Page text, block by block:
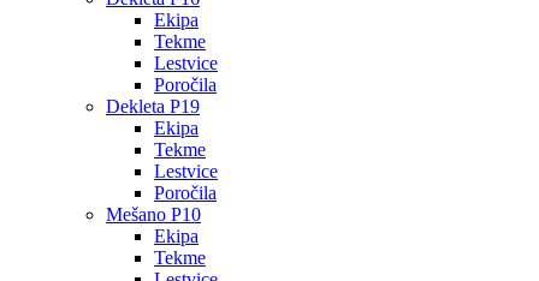
Ekipa
Tekme
Lestvice
Poročila
Dekleta P19
Ekipa
Tekme
Lestvice
Poročila
Mešano P10
Ekipa
Tekme